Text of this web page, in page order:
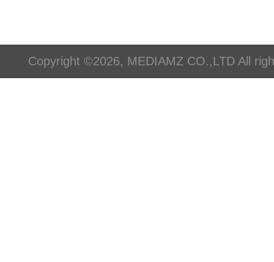
Copyright ©2026, MEDIAMZ CO.,LTD All